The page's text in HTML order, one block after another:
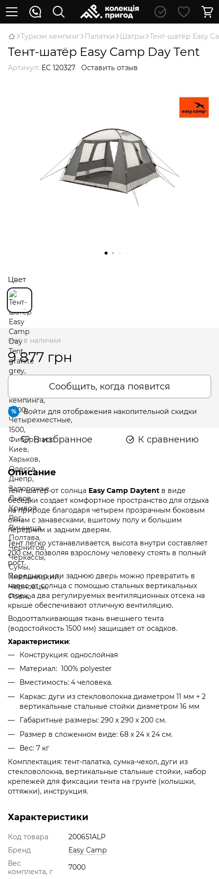
Туризм кемпинг Палатки Шатры Тент-шатёр Easy
Тент-шатёр Easy Camp Day Tent
Артикул: EC 120327 Оставить отзыв
Цвет
Нет в наличии
9 877 грн
Сообщить, когда появится
% Войти для отображения накопительной скидки
В избранное К сравнению
Описание
Тент-шатёр от солнца Easy Camp Daytent в виде
беседки создает комфортное пространство для отдыха
на природе благодаря четырем прозрачным боковым
окнам с занавесками, вшитому полу и большим
передним и задним дверям.
Тент легко устанавливается, высота внутри составляет
200 см, позволяя взрослому человеку стоять в полный
рост.
Переднюю или заднюю дверь можно превратить в
навес от солнца с помощью стальных вертикальных
стоек, а два регулируемых вентиляционных отсека на
крыше обеспечивают отличную вентиляцию.
Водоотталкивающая ткань внешнего тента
(водостойкость 1500 мм) защищает от осадков.
Характеристики:
Конструкция: однослойная
Материал: 100% polyester
Вместимость: 4 человека.
Каркас: дуги из стекловолокна диаметром 11 мм + 2
вертикальные стальные стойки диаметром 16 мм
Габаритные размеры: 290 х 290 х 200 см.
Размер в сложенном виде: 68 x 24 х 24 см.
Вес: 7 кг
Комплектация: тент-палатка, сумка-чехол, дуги из
стекловолокна, вертикальные стальные стойки, набор
крепежей для фиксации тента на грунте (колышки,
оттяжки), инструкция.
Характеристики
Код товара
200651ALP
Бренд
Easy Camp
Вес
комплекта, г
7000